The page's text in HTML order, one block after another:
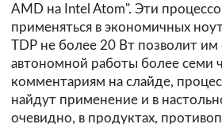
AMD на Intel Atom". Эти
применяться в экономичных
TDP не более 20 Вт позволит им
автономной работы более семи
комментариям на слайде,
найдут применение и в
очевидно, в продуктах,